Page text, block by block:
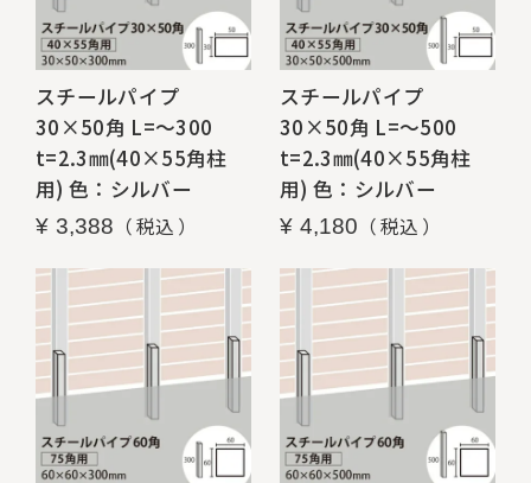
スチールパイプ
30×50角 L=～300
t=2.3㎜(40×55角柱
用) 色：シルバー
¥ 3,388 税込
スチールパイプ
30×50角 L=～500
t=2.3㎜(40×55角柱
用) 色：シルバー
¥ 4,180 税込